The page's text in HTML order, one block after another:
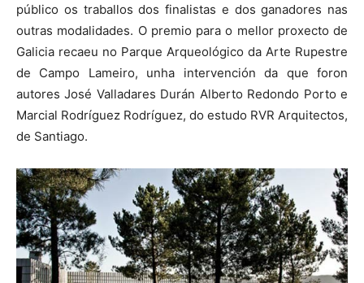
público os traballos dos finalistas e dos ganadores nas
outras modalidades. O premio para o mellor proxecto de
Galicia recaeu no Parque Arqueológico da Arte Rupestre
de Campo Lameiro, unha intervención da que foron
autores José Valladares Durán Alberto Redondo Porto e
Marcial Rodríguez Rodríguez, do estudo RVR Arquitectos,
de Santiago.